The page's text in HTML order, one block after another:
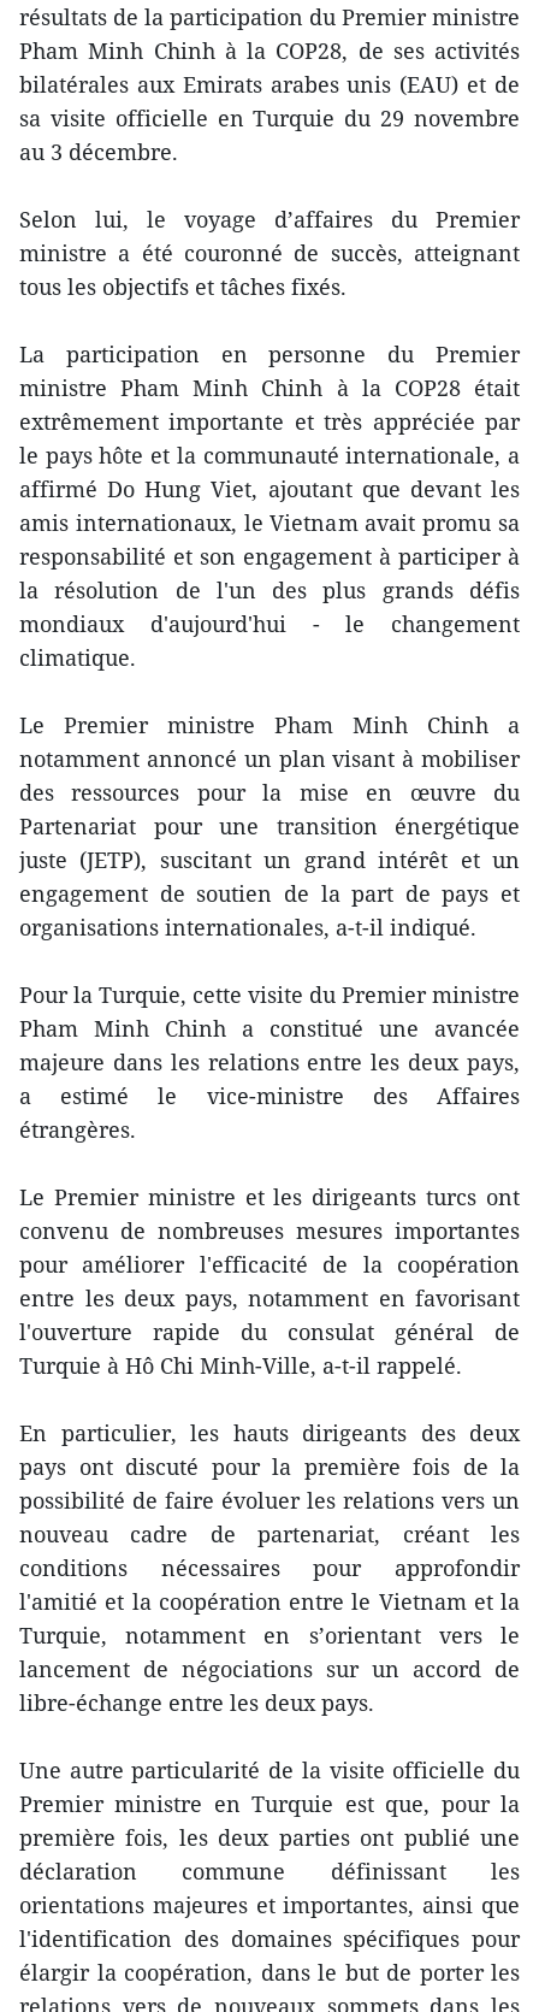
résultats de la participation du Premier ministre
Pham Minh Chinh à la COP28, de ses activités
bilatérales aux Emirats arabes unis (EAU) et de
sa visite officielle en Turquie du 29 novembre
au 3 décembre.
Selon lui, le voyage d’affaires du Premier
ministre a été couronné de succès, atteignant
tous les objectifs et tâches fixés.
La participation en personne du Premier
ministre Pham Minh Chinh à la COP28 était
extrêmement importante et très appréciée par
le pays hôte et la communauté internationale, a
affirmé Do Hung Viet, ajoutant que devant les
amis internationaux, le Vietnam avait promu sa
responsabilité et son engagement à participer à
la résolution de l'un des plus grands défis
mondiaux d'aujourd'hui - le changement
climatique.
Le Premier ministre Pham Minh Chinh a
notamment annoncé un plan visant à mobiliser
des ressources pour la mise en œuvre du
Partenariat pour une transition énergétique
juste (JETP), suscitant un grand intérêt et un
engagement de soutien de la part de pays et
organisations internationales, a-t-il indiqué.
Pour la Turquie, cette visite du Premier ministre
Pham Minh Chinh a constitué une avancée
majeure dans les relations entre les deux pays,
a estimé le vice-ministre des Affaires
étrangères.
Le Premier ministre et les dirigeants turcs ont
convenu de nombreuses mesures importantes
pour améliorer l'efficacité de la coopération
entre les deux pays, notamment en favorisant
l'ouverture rapide du consulat général de
Turquie à Hô Chi Minh-Ville, a-t-il rappelé.
En particulier, les hauts dirigeants des deux
pays ont discuté pour la première fois de la
possibilité de faire évoluer les relations vers un
nouveau cadre de partenariat, créant les
conditions nécessaires pour approfondir
l'amitié et la coopération entre le Vietnam et la
Turquie, notamment en s’orientant vers le
lancement de négociations sur un accord de
libre-échange entre les deux pays.
Une autre particularité de la visite officielle du
Premier ministre en Turquie est que, pour la
première fois, les deux parties ont publié une
déclaration commune définissant les
orientations majeures et importantes, ainsi que
l'identification des domaines spécifiques pour
élargir la coopération, dans le but de porter les
relations vers de nouveaux sommets dans les